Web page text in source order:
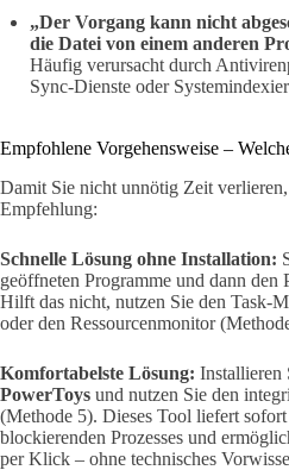
„Der Vorgang kann nicht
die Datei von einem anderen
Häufig verursacht durch
Sync-Dienste oder
Empfohlene Vorgehensweise –
Damit Sie nicht unnötig Zeit
Empfehlung:
Schnelle Lösung ohne Installation:
geöffneten Programme und dann den
Hilft das nicht, nutzen Sie den Task-
oder den Ressourcenmonitor
Komfortabelste Lösung: Installieren
PowerToys und nutzen Sie den
(Methode 5). Dieses Tool liefert
blockierenden Prozesses und
per Klick – ohne technisches